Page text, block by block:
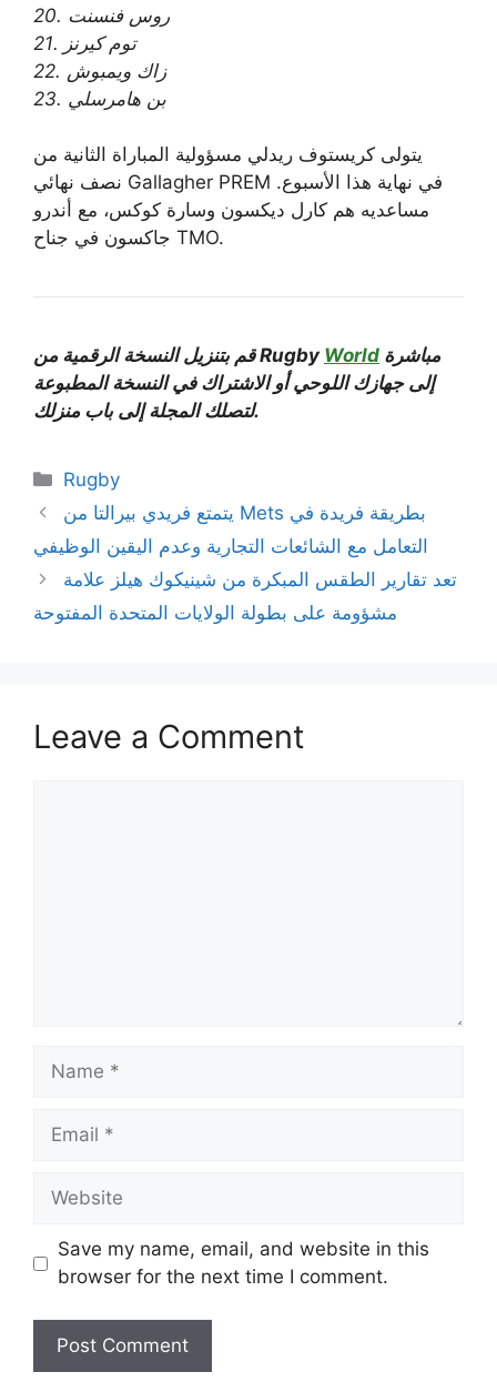
20. روس فنسنت
21. توم كيرنز
22. زاك ويمبوش
23. بن هامرسلي
يتولى كريستوف ريدلي مسؤولية المباراة الثانية من
نصف نهائي Gallagher PREM في نهاية هذا الأسبوع.
مساعديه هم كارل ديكسون وسارة كوكس، مع أندرو
جاكسون في جناح TMO.
قم بتنزيل النسخة الرقميةمن Rugby World
إلى جهازك اللوحي أوالاشتراك في النسخة المطبوعة
لتصلك المجلة إلى باب منزلك.
Categories
Rugby
يتمتع فريدي بيرالتا من Mets بطريقة فريدة في
التعامل مع الشائعات التجارية وعدم اليقين الوظيفي
تعد تقارير الطقس المبكرة من شينيكوك هيلز علامة
مشؤومة على بطولة الولايات المتحدة المفتوحة
Leave a Comment
Name
Email
Website
Save my name, email, and website in this
browser for the next time I comment.